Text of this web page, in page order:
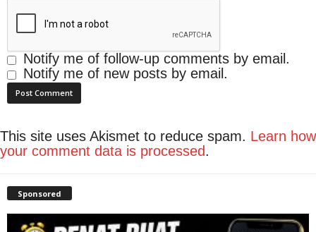
Notify me of follow-up comments by email.
Notify me of new posts by email.
This site uses Akismet to reduce spam. Learn how
your comment data is processed.
Sponsored